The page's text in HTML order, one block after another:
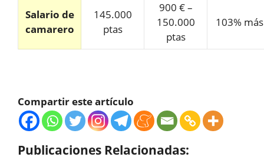
Salario de
camarero
145.000
ptas
900 € –
150.000
ptas
103% más
Compartir este artículo
Publicaciones Relacionadas: